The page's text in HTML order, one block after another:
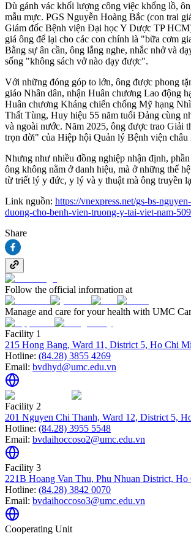
Dù gánh vác khối lượng công việc khổng lồ,
mẫu mực. PGS Nguyễn Hoàng Bắc (con trai
Giám đốc Bệnh viện Đại học Y Dược TP
giá ông để lại cho các con chính là "bữa cơm
Bằng sự ân cần, ông lắng nghe, nhắc nhở và
sống "không sách vở nào dạy được".
Với những đóng góp to lớn, ông được phong
giáo Nhân dân, nhận Huân chương Lao động
Huân chương Kháng chiến chống Mỹ hạng
Thất Tùng, Huy hiệu 55 năm tuổi Đảng cùng
và ngoài nước. Năm 2025, ông được trao Giải
trọn đời" của Hiệp hội Quản lý Bệnh viện châu
Nhưng như nhiều đồng nghiệp nhận định,
ông không nằm ở danh hiệu, mà ở những thế
từ triết lý y đức, y lý và y thuật mà ông truyền
Link nguồn: https://vnexpress.net/gs-bs-
duong-cho-benh-vien-truong-y-tai-viet-nam-
Share
Follow the official information at
Manage and care for your health with UMC
Facility 1
215 Hong Bang, Ward 11, District 5, Ho Chi
Hotline: (84.28) 3855 4269
Email: bvdhyd@umc.edu.vn
Facility 2
201 Nguyen Chi Thanh, Ward 12, District 5,
Hotline: (84.28) 3955 5548
Email: bvdaihoccoso2@umc.edu.vn
Facility 3
221B Hoang Van Thu, Phu Nhuan District,
Hotline: (84.28) 3842 0070
Email: bvdaihoccoso3@umc.edu.vn
Cooperating Unit